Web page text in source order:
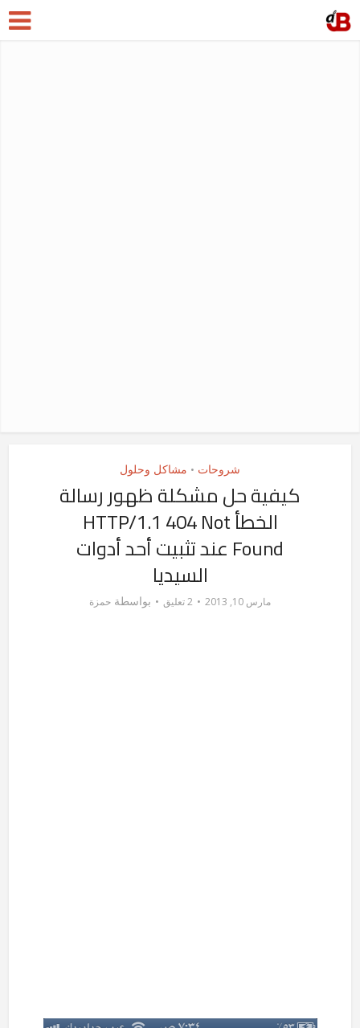
شروحات • مشاكل وحلول
كيفية حل مشكلة ظهور رسالة
الخطأ HTTP/1.1 404 Not
Found عند تثبيت أحد أدوات
السيديا
مارس 10, 2013 2 تعليق بواسطة حمزة